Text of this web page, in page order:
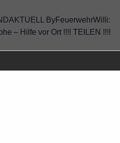
ByFeuerwehrWilli:
– Hilfe vor Ort !!!! TEILEN !!!!